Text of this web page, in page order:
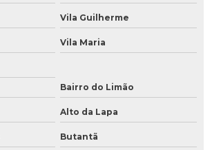
Vila Guilherme
Vila Maria
Bairro do Limão
Alto da Lapa
Butantã